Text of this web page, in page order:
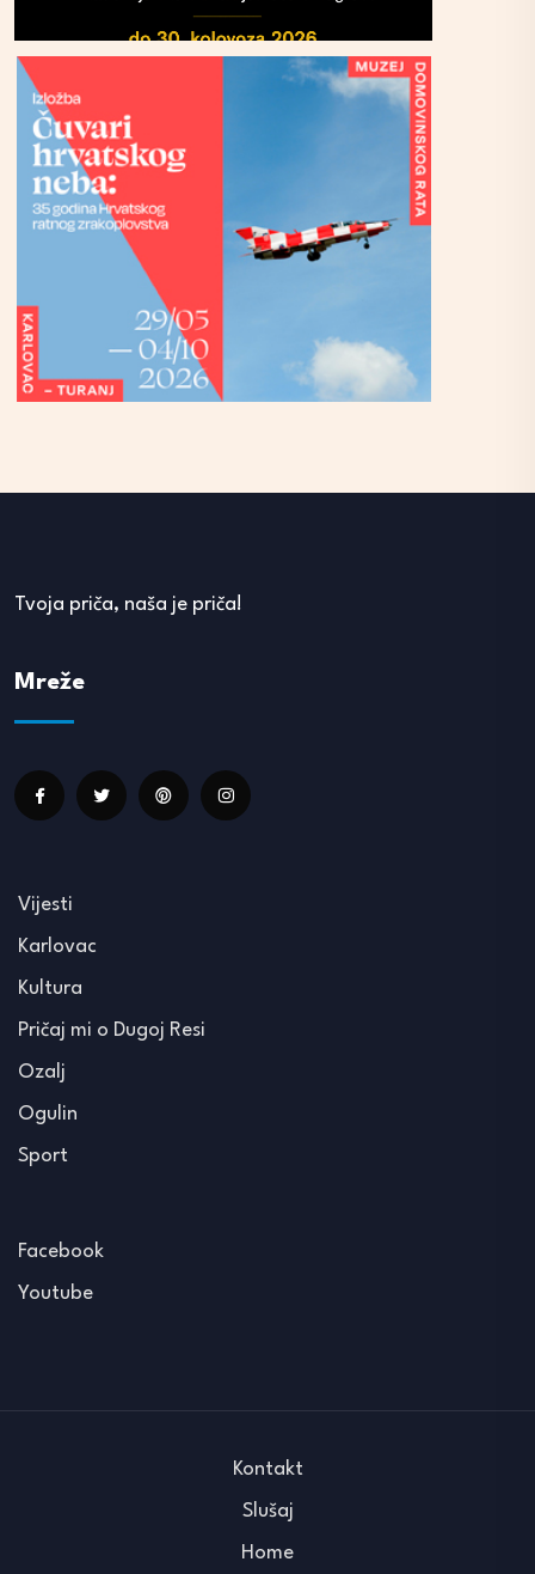
Tvoja priča, naša je priča!
Mreže
Vijesti
Karlovac
Kultura
Pričaj mi o Dugoj Resi
Ozalj
Ogulin
Sport
Facebook
Youtube
Kontakt
Slušaj
Home